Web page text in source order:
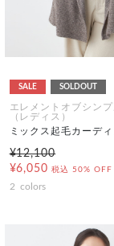
SALE SOLDOUT
エレメントオブシン
（レディス）
ミックス起毛カーデ
¥12,100
¥6,050 税込 50% OFF
2 colors